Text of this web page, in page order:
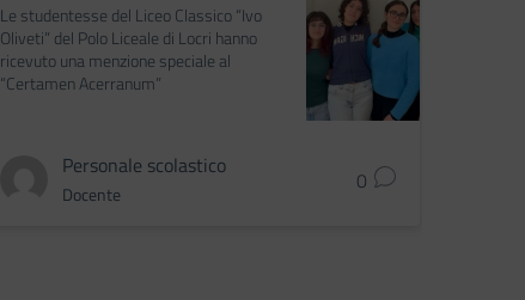
Le studentesse del Liceo Classico “Ivo
Oliveti” del Polo Liceale di Locri hanno
ricevuto una menzione speciale al
“Certamen Acerranum”
Personale scolastico
Docente 0